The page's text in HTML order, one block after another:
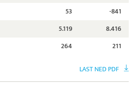
53
-841
5.119
8.416
264 211
LAST NED PDF